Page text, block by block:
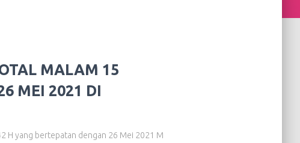
MALAM 15
MEI 2021 DI
H yang bertepatan dengan 26 Mei 2021 M